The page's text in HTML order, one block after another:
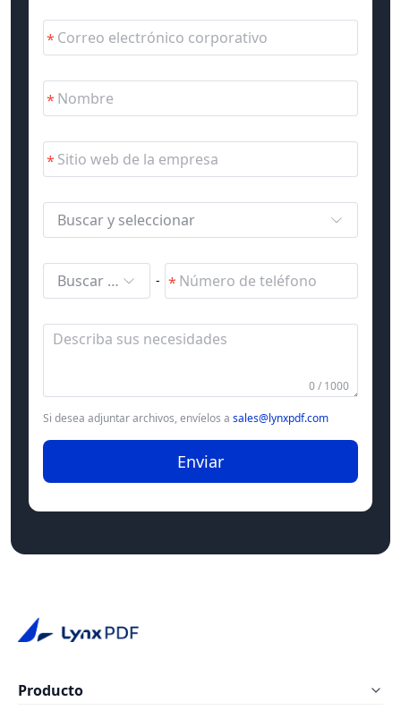
Buscar y seleccionar
Buscar y seleccionar -
0 / 1000
Si desea adjuntar archivos, envíelos a sales@lynxpdf.com
Enviar
Producto